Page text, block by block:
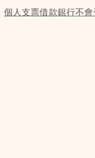
個人支票借款銀行不